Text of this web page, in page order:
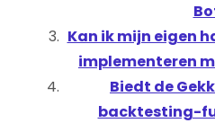
Kan ik mijn eigen
implementeren
Biedt de
backtesting-